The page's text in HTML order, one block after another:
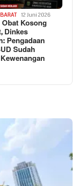
12 Juni 2026
Kosong
Dinkes
Pengadaan
Sudah